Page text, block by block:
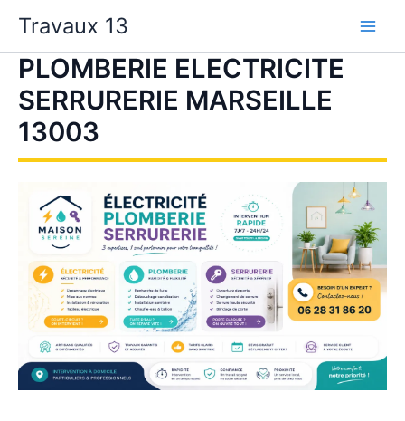
contenu
Travaux 13
PLOMBERIE ELECTRICITE
SERRURERIE MARSEILLE
13003